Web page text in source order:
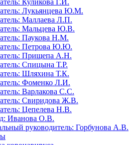
Куликова Г.И.
Лукьянцева Ю.М.
Маллаева Л.П.
Мальцева Ю.В.
Паукова Н.М.
Петрова Ю.Ю.
Прищепа А.Н.
Спицына Т.Р.
Шляхина Т.К.
Фоменко Л.И.
Варлакова С.С.
Свиридова Ж.В.
Цепелева Н.В.
Иванова О.В.
руководитель: Горбунова А.В.